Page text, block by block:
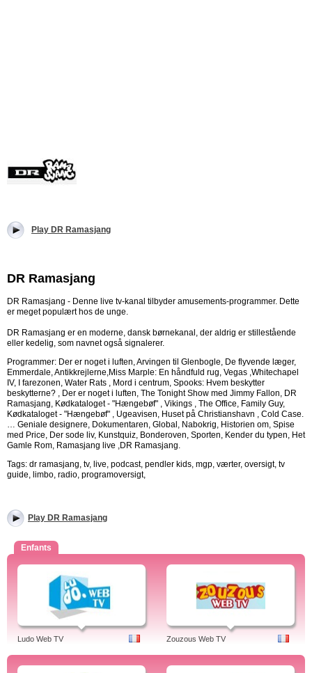
Play DR Ramasjang
DR Ramasjang
DR Ramasjang - Denne live tv-kanal tilbyder amusements-programmer. Dette
er meget populært hos de unge.
DR Ramasjang er en moderne, dansk børnekanal, der aldrig er stillestående
eller kedelig, som navnet også signalerer.
Programmer: Der er noget i luften, Arvingen til Glenbogle, De flyvende læger,
Emmerdale, Antikkrejlerne,Miss Marple: En håndfuld rug, Vegas ,Whitechapel
IV, I farezonen, Water Rats , Mord i centrum, Spooks: Hvem beskytter
beskytterne? , Der er noget i luften, The Tonight Show med Jimmy Fallon, DR
Ramasjang, Kødkataloget - "Hængebøf" , Vikings , The Office, Family Guy,
Kødkataloget - "Hængebøf" , Ugeavisen, Huset på Christianshavn , Cold Case.
… Geniale designere, Dokumentaren, Global, Nabokrig, Historien om, Spise
med Price, Der sode liv, Kunstquiz, Bonderoven, Sporten, Kender du typen, Het
Gamle Rom, Ramasjang live ,DR Ramasjang.
Tags: dr ramasjang, tv, live, podcast, pendler kids, mgp, værter, oversigt, tv
guide, limbo, radio, programoversigt,
Play DR Ramasjang
Enfants
Ludo Web TV Zouzous Web TV